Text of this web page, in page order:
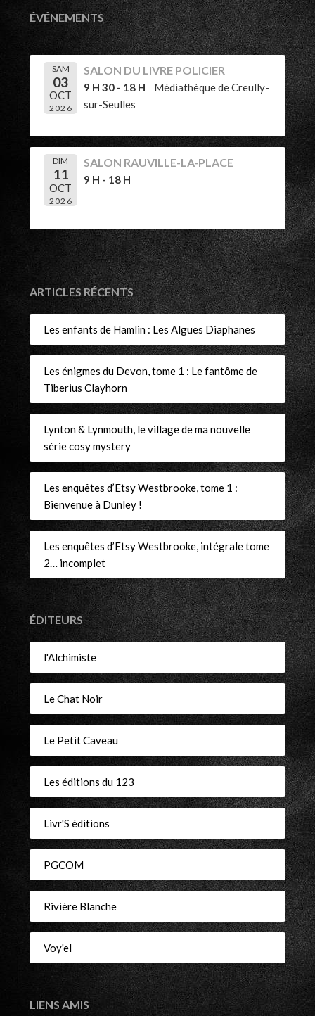
ÉVÉNEMENTS
SAM
03
OCT
2026
SALON DU LIVRE POLICIER
9 H 30 - 18 H
Médiathèque de Creully-
sur-Seulles
DIM
11
OCT
2026
SALON RAUVILLE-LA-PLACE
9 H - 18 H
ARTICLES RÉCENTS
Les enfants de Hamlin : Les Algues Diaphanes
Les énigmes du Devon, tome 1 : Le fantôme de
Tiberius Clayhorn
Lynton & Lynmouth, le village de ma nouvelle
série cosy mystery
Les enquêtes d’Etsy Westbrooke, tome 1 :
Bienvenue à Dunley !
Les enquêtes d’Etsy Westbrooke, intégrale tome
2… incomplet
ÉDITEURS
l'Alchimiste
Le Chat Noir
Le Petit Caveau
Les éditions du 123
Livr'S éditions
PGCOM
Rivière Blanche
Voy'el
LIENS AMIS